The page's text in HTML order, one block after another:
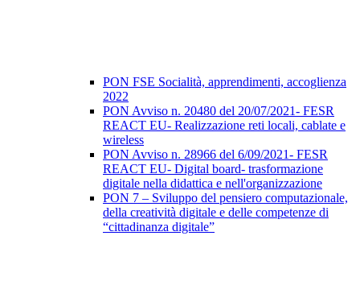
PON FSE Socialità, apprendimenti, accoglienza
2022
PON Avviso n. 20480 del 20/07/2021- FESR
REACT EU- Realizzazione reti locali, cablate e
wireless
PON Avviso n. 28966 del 6/09/2021- FESR
REACT EU- Digital board- trasformazione
digitale nella didattica e nell'organizzazione
PON 7 – Sviluppo del pensiero computazionale,
della creatività digitale e delle competenze di
“cittadinanza digitale”